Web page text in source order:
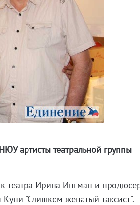
артисты театральной группы
театра Ирина Ингман и
"Слишком женатый таксист".